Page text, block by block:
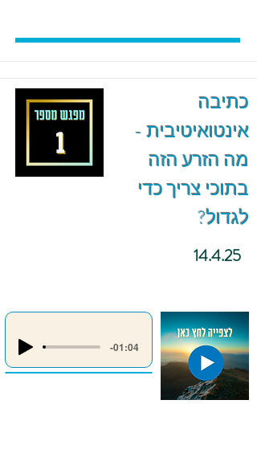
כתיבה
אינטואיטיבית -
מה הזרע הזה
בתוכי צריך כדי
לגדול?
14.4.25
-01:04